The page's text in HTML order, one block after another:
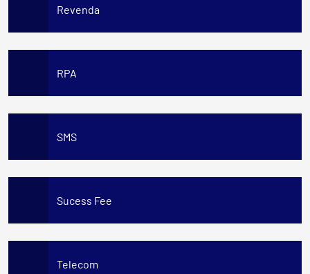
Revenda
RPA
SMS
Sucess Fee
Telecom